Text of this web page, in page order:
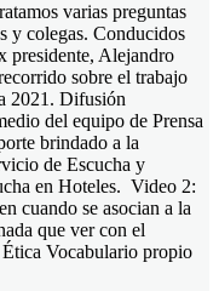
varias preguntas
y colegas. Conducidos
presidente, Alejandro
sobre el trabajo
2021. Difusión
del equipo de Prensa
brindado a la
de Escucha y
en Hoteles. Video 2:
cuando se asocian a la
que ver con el
Vocabulario propio